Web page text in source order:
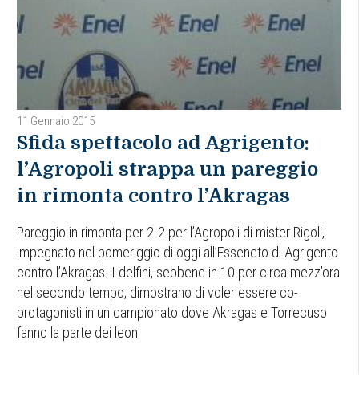
11 Gennaio 2015
Sfida spettacolo ad Agrigento:
l’Agropoli strappa un pareggio
in rimonta contro l’Akragas
Pareggio in rimonta per 2-2 per l’Agropoli di mister Rigoli,
impegnato nel pomeriggio di oggi all’Esseneto di Agrigento
contro l’Akragas. I delfini, sebbene in 10 per circa mezz’ora
nel secondo tempo, dimostrano di voler essere co-
protagonisti in un campionato dove Akragas e Torrecuso
fanno la parte dei leoni